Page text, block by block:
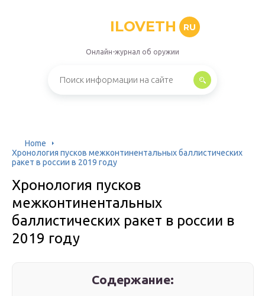
ILOVETH RU
Онлайн-журнал об оружии
Home
Хронология пусков межконтинентальных баллистических
ракет в россии в 2019 году
Хронология пусков
межконтинентальных
баллистических ракет в россии в
2019 году
Содержание: